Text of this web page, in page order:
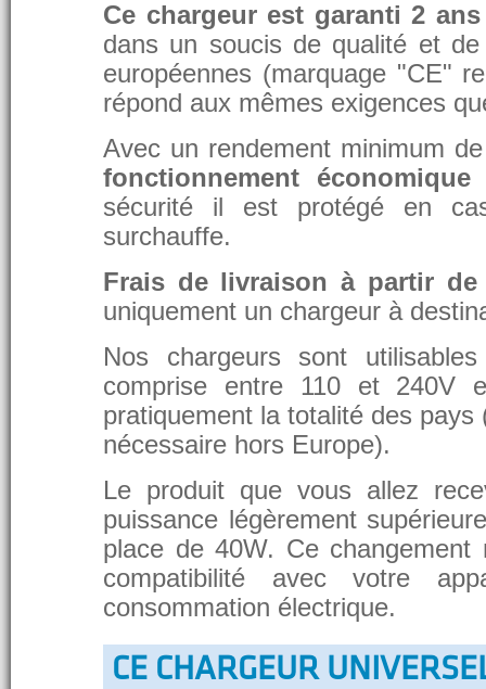
Ce chargeur est garanti 2 ans
dans un soucis de qualité et
européennes (marquage "CE"
répond aux mêmes exigences
Avec un rendement minimum
fonctionnement
sécurité il est protégé en
surchauffe.
Frais de livraison à partir de
uniquement un chargeur à
Nos chargeurs sont
comprise entre 110 et 240V
pratiquement la totalité des
nécessaire hors Europe).
Le produit que vous allez
puissance légèrement
place de 40W. Ce
compatibilité avec votre
consommation électrique.
CE CHARGEUR